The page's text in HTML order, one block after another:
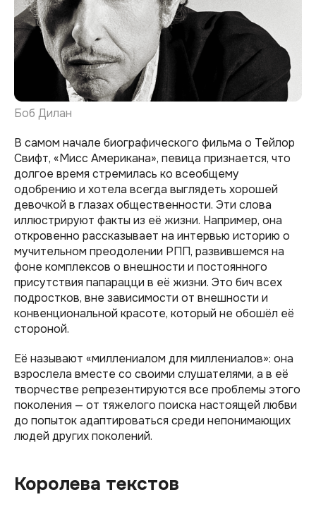
Боб Дилан
В самом начале биографического фильма о Тейлор
Свифт, «Мисс Американа», певица признается, что
долгое время стремилась ко всеобщему
одобрению и хотела всегда выглядеть хорошей
девочкой в глазах общественности. Эти слова
иллюстрируют факты из её жизни. Например, она
откровенно рассказывает на интервью историю о
мучительном преодолении РПП, развившемся на
фоне комплексов о внешности и постоянного
присутствия папарацци в её жизни. Это бич всех
подростков, вне зависимости от внешности и
конвенциональной красоте, который не обошёл её
стороной.
Её называют «миллениалом для миллениалов»: она
взрослела вместе со своими слушателями, а в её
творчестве репрезентируются все проблемы этого
поколения — от тяжелого поиска настоящей любви
до попыток адаптироваться среди непонимающих
людей других поколений.
Королева текстов